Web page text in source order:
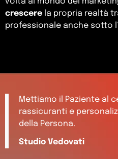
crescere la propria realtà
professionale anche sotto
Mettiamo il Paziente al
rassicuranti e
della Persona.
Studio Vedovati